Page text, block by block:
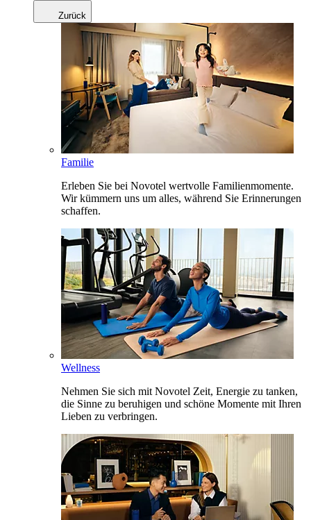
Zurück
Familie
Erleben Sie bei Novotel wertvolle Familienmomente.
Wir kümmern uns um alles, während Sie Erinnerungen
schaffen.
Wellness
Nehmen Sie sich mit Novotel Zeit, Energie zu tanken,
die Sinne zu beruhigen und schöne Momente mit Ihren
Lieben zu verbringen.